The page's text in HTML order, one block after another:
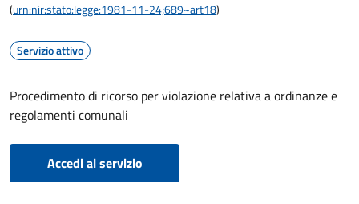
(urn:nir:stato:legge:1981-11-24;689~art18)
Servizio attivo
Procedimento di ricorso per violazione relativa a ordinanze e
regolamenti comunali
Accedi al servizio